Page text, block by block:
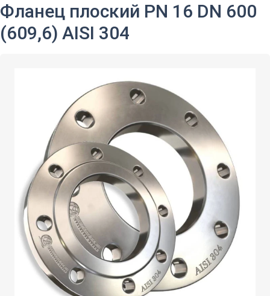
Фланец плоский PN 16 DN 600
(609,6) AISI 304